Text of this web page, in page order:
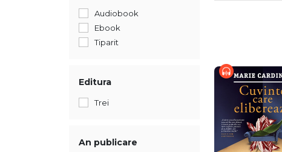
Audiobook
Ebook
Tiparit
Editura
Trei
An publicare